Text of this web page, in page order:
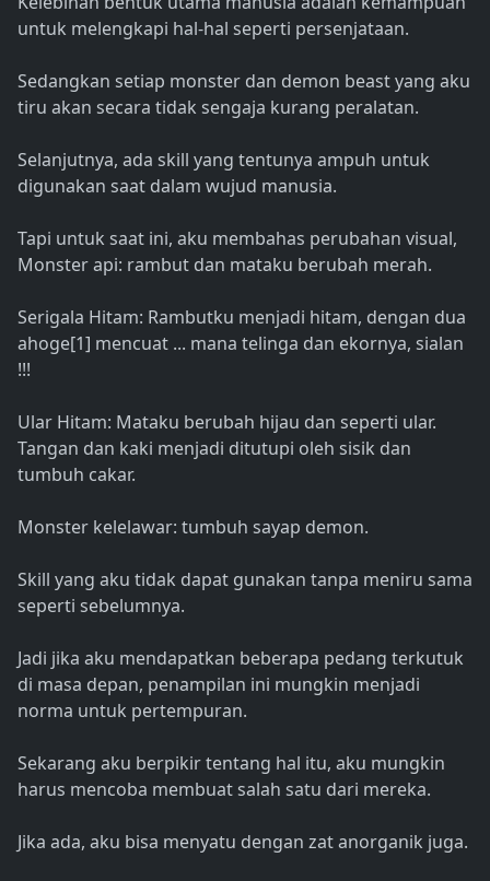
untuk melengkapi hal-hal seperti persenjataan.
Sedangkan setiap monster dan demon beast yang aku
tiru akan secara tidak sengaja kurang peralatan.
Selanjutnya, ada skill yang tentunya ampuh untuk
digunakan saat dalam wujud manusia.
Tapi untuk saat ini, aku membahas perubahan visual,
Monster api: rambut dan mataku berubah merah.
Serigala Hitam: Rambutku menjadi hitam, dengan dua
ahoge[1] mencuat ... mana telinga dan ekornya, sialan
!!!
Ular Hitam: Mataku berubah hijau dan seperti ular.
Tangan dan kaki menjadi ditutupi oleh sisik dan
tumbuh cakar.
Monster kelelawar: tumbuh sayap demon.
Skill yang aku tidak dapat gunakan tanpa meniru sama
seperti sebelumnya.
Jadi jika aku mendapatkan beberapa pedang terkutuk
di masa depan, penampilan ini mungkin menjadi
norma untuk pertempuran.
Sekarang aku berpikir tentang hal itu, aku mungkin
harus mencoba membuat salah satu dari mereka.
Jika ada, aku bisa menyatu dengan zat anorganik juga.